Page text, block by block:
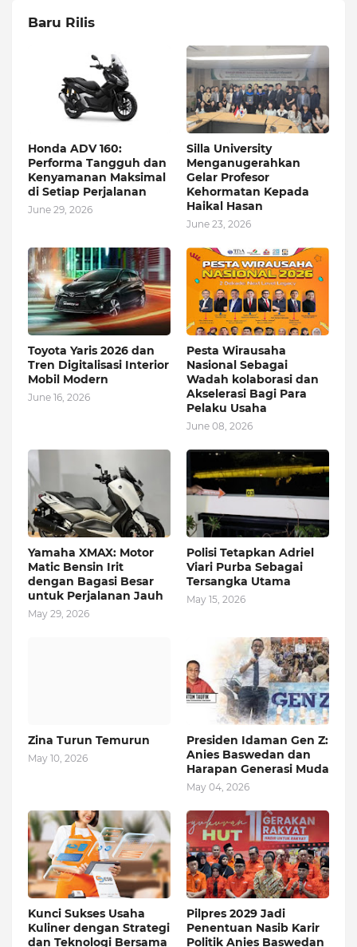
Baru Rilis
Honda ADV 160:
Performa Tangguh dan
Kenyamanan Maksimal
di Setiap Perjalanan
June 29, 2026
Silla University
Menganugerahkan
Gelar Profesor
Kehormatan Kepada
Haikal Hasan
June 23, 2026
Toyota Yaris 2026 dan
Tren Digitalisasi Interior
Mobil Modern
June 16, 2026
Pesta Wirausaha
Nasional Sebagai
Wadah kolaborasi dan
Akselerasi Bagi Para
Pelaku Usaha
June 08, 2026
Yamaha XMAX: Motor
Matic Bensin Irit
dengan Bagasi Besar
untuk Perjalanan Jauh
May 29, 2026
Polisi Tetapkan Adriel
Viari Purba Sebagai
Tersangka Utama
May 15, 2026
Zina Turun Temurun
May 10, 2026
Presiden Idaman Gen Z:
Anies Baswedan dan
Harapan Generasi Muda
May 04, 2026
Kunci Sukses Usaha
Kuliner dengan Strategi
dan Teknologi Bersama
Pilpres 2029 Jadi
Penentuan Nasib Karir
Politik Anies Baswedan